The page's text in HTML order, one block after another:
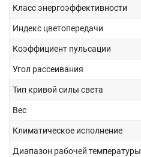
Класс энергоэффективности
Индекс цветопередачи
Коэффициент пульсации
Угол рассеивания
Тип кривой силы света
Вес
Климатическое исполнение
Диапазон рабочей температуры